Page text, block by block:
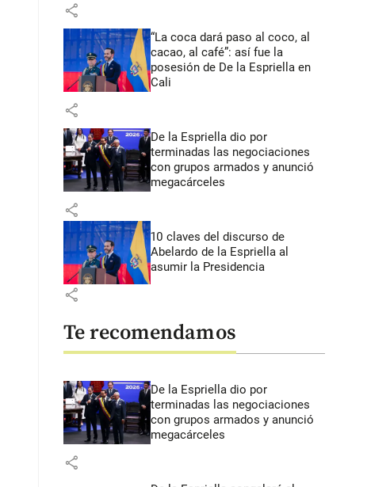
share
“La coca dará paso al coco, al
cacao, al café”: así fue la
posesión de De la Espriella en
Cali
share
De la Espriella dio por
terminadas las negociaciones
con grupos armados y anunció
megacárceles
share
10 claves del discurso de
Abelardo de la Espriella al
asumir la Presidencia
share
Te recomendamos
De la Espriella dio por
terminadas las negociaciones
con grupos armados y anunció
megacárceles
share